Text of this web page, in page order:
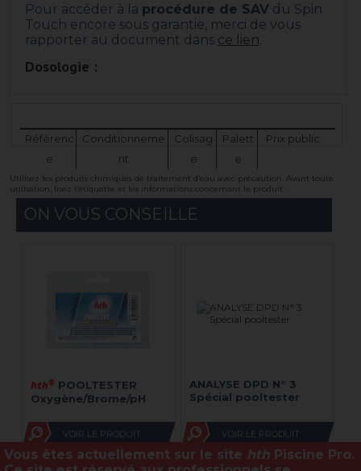
Pour accéder à la procédure de SAV du Spin
Touch encore sous garantie, merci de vous
rapporter au document dans ce lien.
Dosologie :
Référenc
e
Conditionneme
nt
Colisag
e
Palett
e
Prix public
Utilisez les produits chimiques de traitement d’eau avec précaution. Avant toute
utilisation, lisez l’étiquette et les informations concernant le produit.
ON VOUS CONSEILLE
hth® POOLTESTER
Oxygène/Brome/pH
VOIR LE PRODUIT
ANALYSE DPD N° 3
Spécial pooltester
VOIR LE PRODUIT
Vous êtes actuellement sur le site hth Piscine Pro.